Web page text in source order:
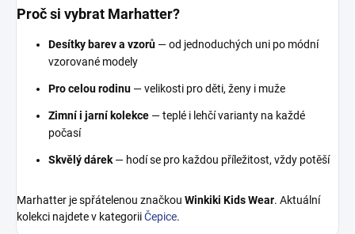
Proč si vybrat Marhatter?
Desítky barev a vzorů — od jednoduchých uni po módní
vzorované modely
Pro celou rodinu — velikosti pro děti, ženy i muže
Zimní i jarní kolekce — teplé i lehčí varianty na každé
počasí
Skvělý dárek — hodí se pro každou příležitost, vždy potěší
Marhatter je spřátelenou značkou Winkiki Kids Wear. Aktuální
kolekci najdete v kategoriiČepice.